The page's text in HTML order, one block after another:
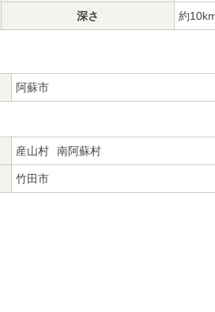
深さ 約
阿蘇市
産山村 南阿蘇村
竹田市